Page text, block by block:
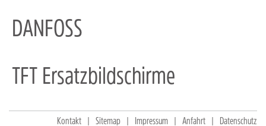
DANFOSS
TFT Ersatzbildschirme
Kontakt Sitemap Impressum Anfahrt Datenschutz